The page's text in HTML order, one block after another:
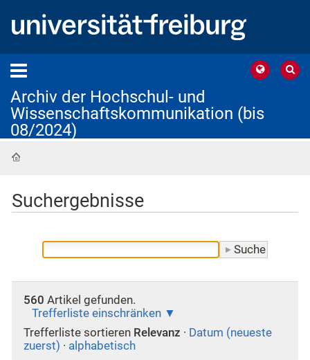
Archiv der Hochschul- und
Wissenschaftskommunikation (bis
08/2024)
Suchergebnisse
560 Artikel gefunden.
Trefferliste einschränken
Trefferliste sortieren Relevanz · Datum (neueste
zuerst) · alphabetisch